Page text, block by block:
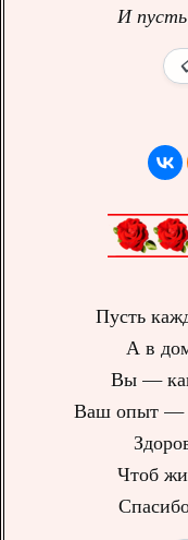
И
Пусть
А в
Вы —
Ваш опыт —
Чтоб